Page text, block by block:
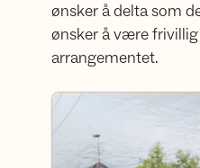
ønsker å delta som
ønsker å være
arrangementet.
Påmelding til Tripp